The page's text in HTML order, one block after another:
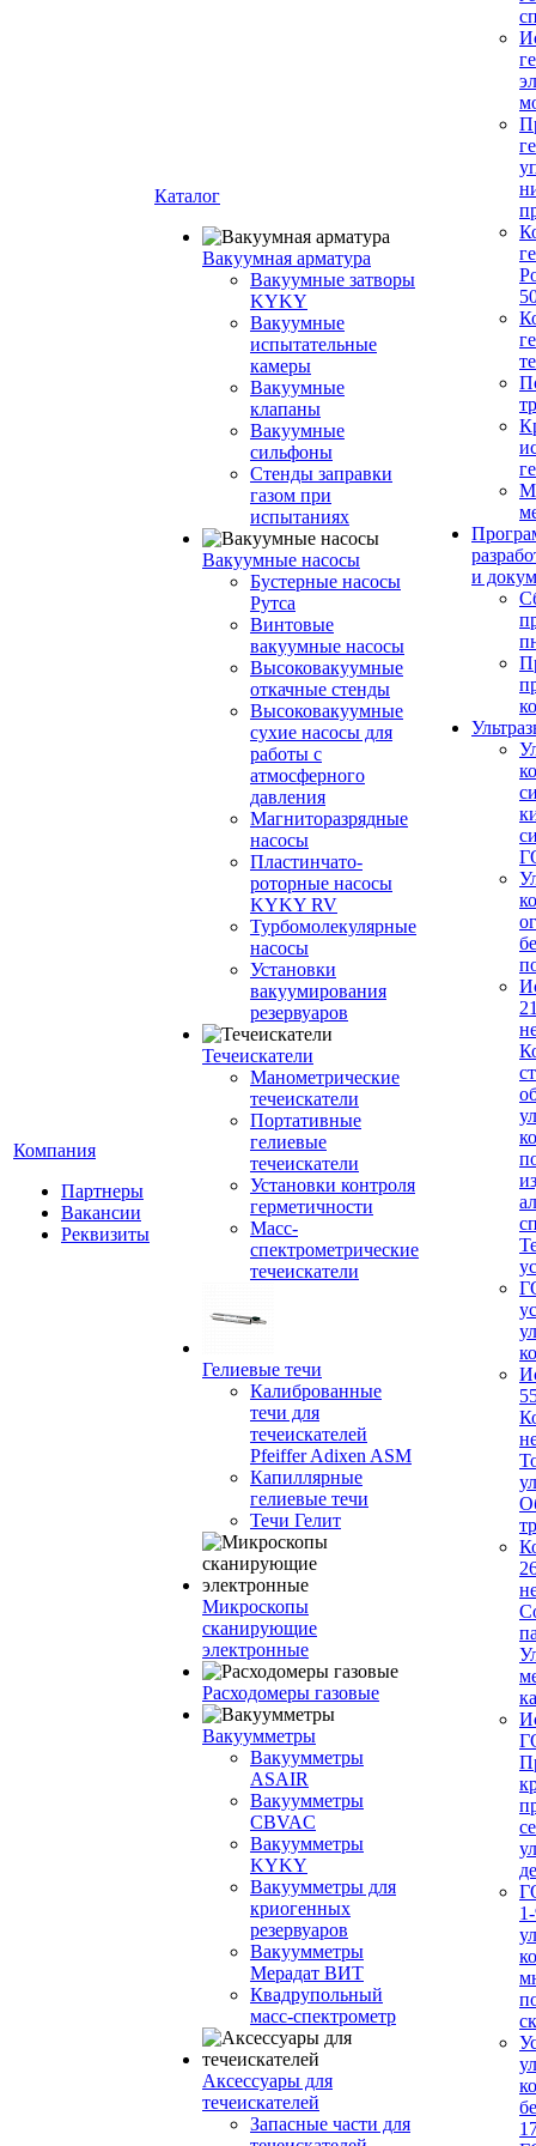
Компания
Партнеры
Вакансии
Реквизиты
Каталог
Вакуумная арматура
Вакуумные затворы
KYKY
Вакуумные
испытательные
камеры
Вакуумные
клапаны
Вакуумные
сильфоны
Стенды заправки
газом при
испытаниях
Вакуумные насосы
Бустерные насосы
Рутса
Винтовые
вакуумные насосы
Высоковакуумные
откачные стенды
Высоковакуумные
сухие насосы для
работы с
атмосферного
давления
Магниторазрядные
насосы
Пластинчато-
роторные насосы
KYKY RV
Турбомолекулярные
насосы
Установки
вакуумирования
резервуаров
Течеискатели
Манометрические
течеискатели
Портативные
гелиевые
течеискатели
Установки контроля
герметичности
Масс-
спектрометрические
течеискатели
Гелиевые течи
Калиброванные
течи для
течеискателей
Pfeiffer Adixen ASM
Капиллярные
гелиевые течи
Течи Гелит
Микроскопы
сканирующие
электронные
Расходомеры газовые
Вакуумметры
Вакуумметры
ASAIR
Вакуумметры
CBVAC
Вакуумметры
KYKY
Вакуумметры для
криогенных
резервуаров
Вакуумметры
Мерадат ВИТ
Квадрупольный
масс-спектрометр
Аксессуары для
течеискателей
Запасные части для
и